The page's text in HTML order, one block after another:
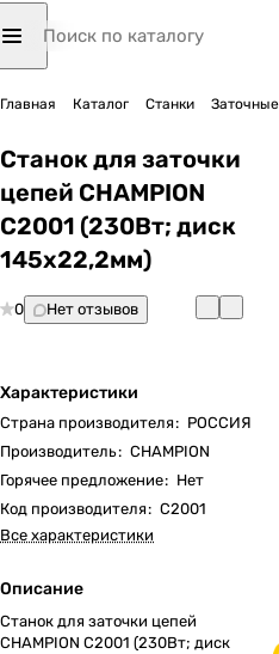
Главная Каталог Станки
Станок для заточки
цепей CHAMPION
C2001 (230Вт; диск
145х22,2мм)
0 Нет отзывов
Характеристики
Страна производителя: РОССИЯ
Производитель: CHAMPION
Горячее предложение: Нет
Код производителя: C2001
Все характеристики
Описание
Станок для заточки цепей
CHAMPION C2001 (230Вт; диск